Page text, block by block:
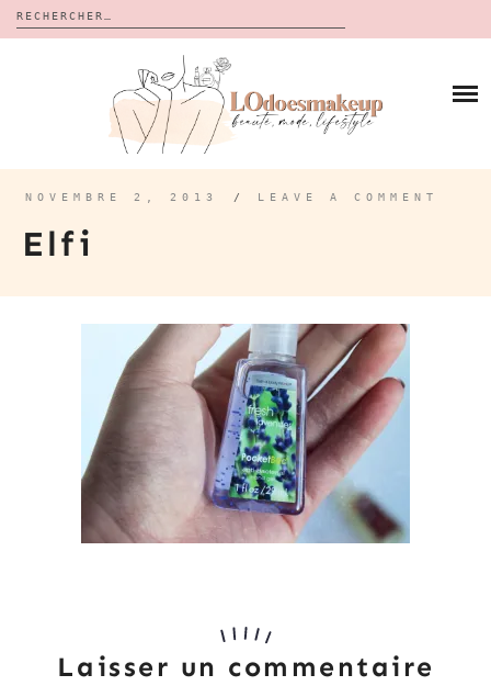
Rechercher :
CALENDRIERS DE L’AVENT
BON PLAN
À PROPOS
NOVEMBRE 2, 2013 / LEAVE A COMMENT
Elfi
Laisser un commentaire